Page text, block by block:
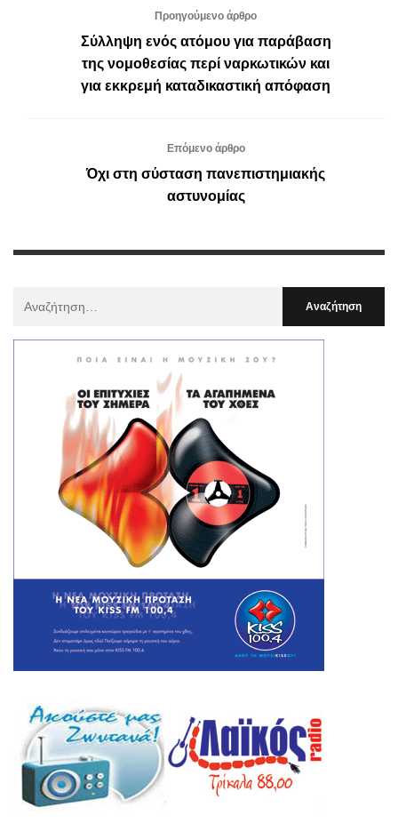
Προηγούμενο άρθρο
Σύλληψη ενός ατόμου για παράβαση
της νομοθεσίας περί ναρκωτικών και
για εκκρεμή καταδικαστική απόφαση
Επόμενο άρθρο
Όχι στη σύσταση πανεπιστημιακής
αστυνομίας
: